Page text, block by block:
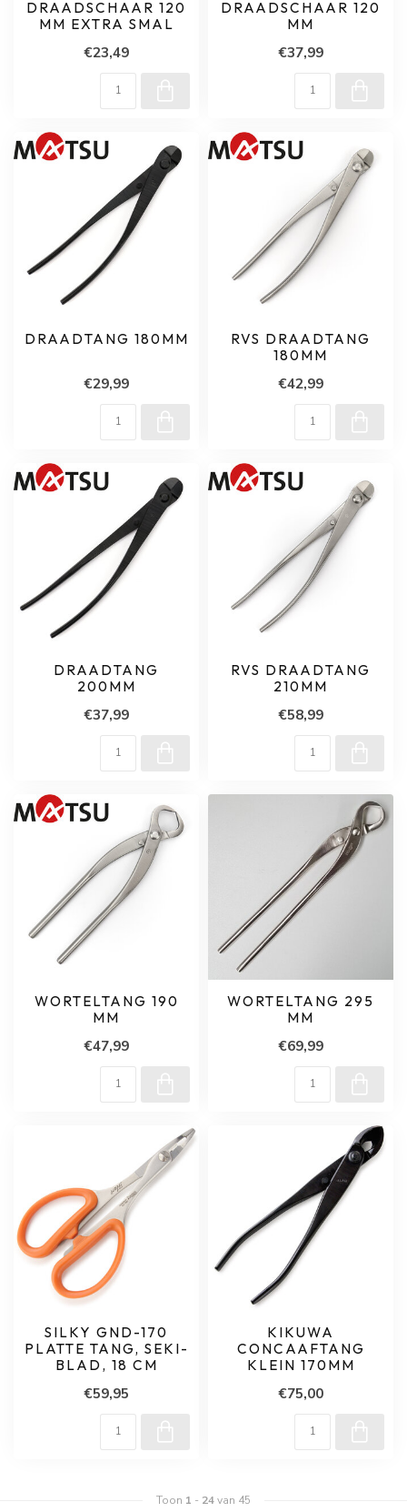
DRAADSCHAAR 120
MM EXTRA SMAL
€23,49
DRAADSCHAAR 120
MM
€37,99
DRAADTANG 180MM
€29,99
RVS DRAADTANG
180MM
€42,99
DRAADTANG
200MM
€37,99
RVS DRAADTANG
210MM
€58,99
WORTELTANG 190
MM
€47,99
WORTELTANG 295
MM
€69,99
SILKY GND-170
PLATTE TANG, SEKI-
BLAD, 18 CM
€59,95
KIKUWA
CONCAAFTANG
KLEIN 170MM
€75,00
Toon 1 - 24van 45